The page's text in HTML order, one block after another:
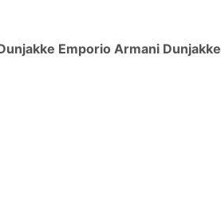
Emporio Armani Dunjakke